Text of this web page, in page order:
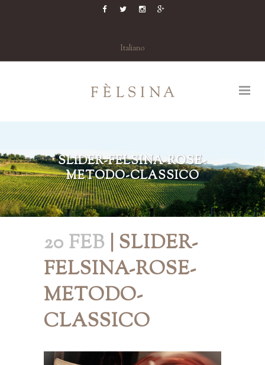
Italiano
SLIDER-FELSINA-ROSE-
METODO-CLASSICO
20 FEB | SLIDER-
FELSINA-ROSE-
METODO-
CLASSICO